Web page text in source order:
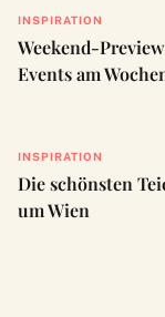
INSPIRATION
Weekend-
Events am
INSPIRATION
Die schönsten
um Wien